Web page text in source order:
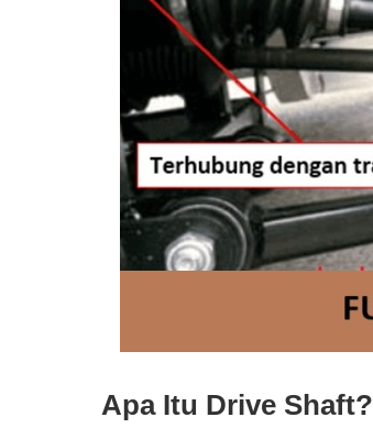
Apa Itu Drive Shaft?